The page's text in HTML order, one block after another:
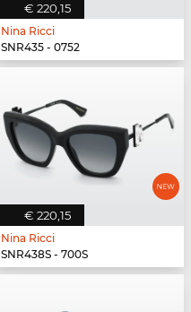
€ 220,15
Nina Ricci
SNR435 - 0752
€ 220,15
Nina Ricci
SNR438S - 700S